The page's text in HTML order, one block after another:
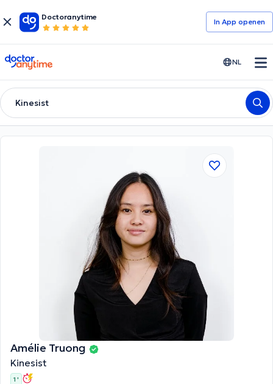
Doctoranytime
In App openen
doctoranytime NL
Kinesist
Amélie Truong
Kinesist
1 '